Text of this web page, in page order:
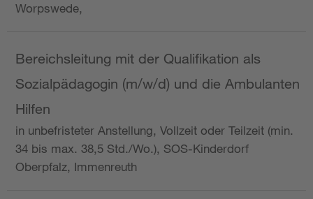
Worpswede,
Bereichsleitung mit der Qualifikation als
Sozialpädagogin (m/w/d) und die Ambulanten
Hilfen
in unbefristeter Anstellung, Vollzeit oder Teilzeit (min.
34 bis max. 38,5 Std./Wo.), SOS-Kinderdorf
Oberpfalz, Immenreuth